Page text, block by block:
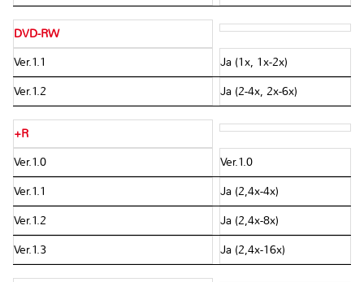
DVD-RW
Ver.1.1 Ja (1x, 1x-2x)
Ver.1.2 Ja (2-4x, 2x-6x)
+R
Ver.1.0 Ver.1.0
Ver.1.1 Ja (2,4x-4x)
Ver.1.2 Ja (2,4x-8x)
Ver.1.3 Ja (2,4x-16x)